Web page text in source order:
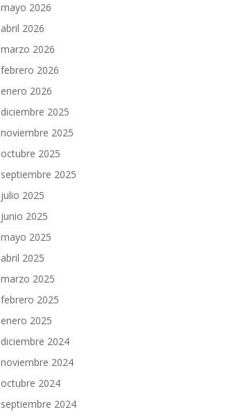
mayo 2026
abril 2026
marzo 2026
febrero 2026
enero 2026
diciembre 2025
noviembre 2025
octubre 2025
septiembre 2025
julio 2025
junio 2025
mayo 2025
abril 2025
marzo 2025
febrero 2025
enero 2025
diciembre 2024
noviembre 2024
octubre 2024
septiembre 2024